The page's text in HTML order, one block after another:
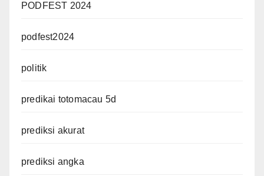
PODFEST 2024
podfest2024
politik
predikai totomacau 5d
prediksi akurat
prediksi angka